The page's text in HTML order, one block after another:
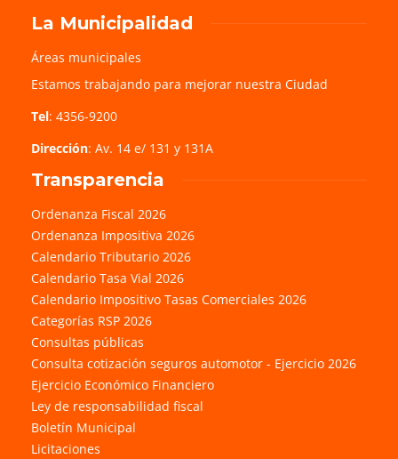
La Municipalidad
Áreas municipales
Estamos trabajando para mejorar nuestra Ciudad
Tel: 4356-9200
Dirección: Av. 14 e/ 131 y 131A
Transparencia
Ordenanza Fiscal 2026
Ordenanza Impositiva 2026
Calendario Tributario 2026
Calendario Tasa Vial 2026
Calendario Impositivo Tasas Comerciales 2026
Categorías RSP 2026
Consultas públicas
Consulta cotización seguros automotor - Ejercicio 2026
Ejercicio Económico Financiero
Ley de responsabilidad fiscal
Boletín Municipal
Licitaciones